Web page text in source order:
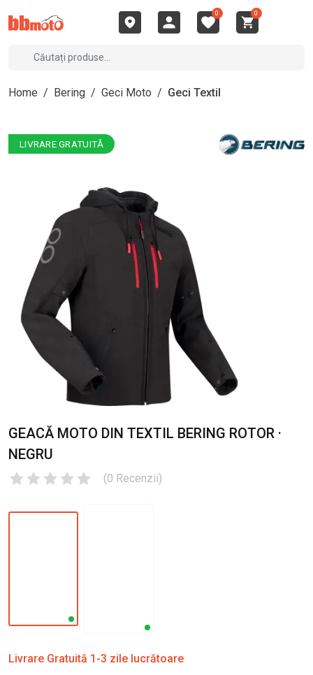
0 0
Home / Bering / Geci Moto / Geci Textil
LIVRARE GRATUITĂ
GEACĂ MOTO DIN TEXTIL BERING ROTOR ·
NEGRU
(0 Recenzii)
Livrare Gratuită 1-3 zile lucrătoare